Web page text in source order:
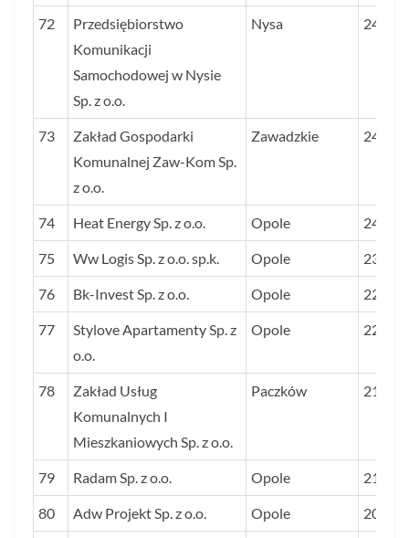
72
Przedsiębiorstwo
Komunikacji
Samochodowej w Nysie
Sp. z o.o.
Nysa 244
73
Zakład Gospodarki
Komunalnej Zaw-Kom Sp.
z o.o.
Zawadzkie 244
74 Heat Energy Sp. z o.o. Opole 240
75 Ww Logis Sp. z o.o. sp.k. Opole 230
76 Bk-Invest Sp. z o.o. Opole 229
77
Stylove Apartamenty Sp. z
o.o.
Opole 222
78
Zakład Usług
Komunalnych I
Mieszkaniowych Sp. z o.o.
Paczków 218
79 Radam Sp. z o.o. Opole 215
80 Adw Projekt Sp. z o.o. Opole 208